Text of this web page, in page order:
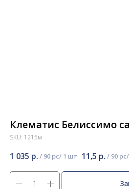
Клематис Белиссимо
SKU: 1215м
1 035 р. / 90 pc 11,5 р. / 90 pc